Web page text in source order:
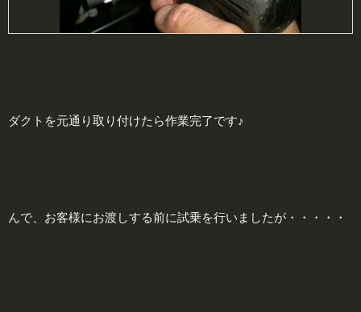
ダクトを元通り取り付けたら作業完了です♪
んで、お客様にお渡しする前に試乗を行いましたが・・・・・